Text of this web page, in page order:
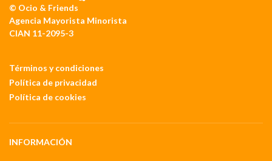
© Ocio & Friends
Agencia Mayorista Minorista
CIAN 11-2095-3
Términos y condiciones
Política de privacidad
Política de cookies
INFORMACIÓN